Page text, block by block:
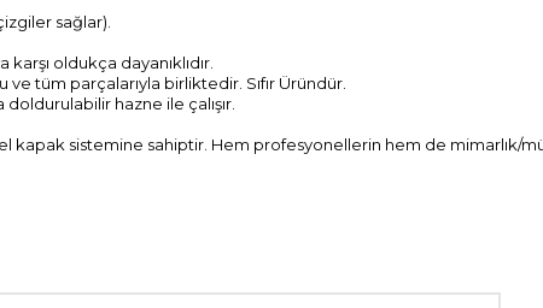
sağlar).
oldukça dayanıklıdır.
tüm parçalarıyla birliktedir. Sıfır Üründür.
hazne ile çalışır.
kapak sistemine sahiptir. Hem profesyonellerin hem de